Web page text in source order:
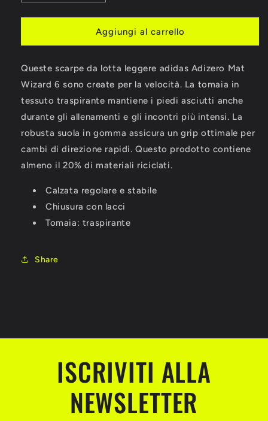
quantità
per
ADIDAS
MAT
WIZARD
quantità
per
SCARPE
ADIDAS
MAT
WIZARD
Aggiungi al carrello
Queste scarpe da lotta leggere adidas Adizero Mat
Wizard 6 sono create per la velocità. La tomaia in
tessuto traspirante mantiene i piedi asciutti anche
durante gli allenamenti e gli incontri più intensi. La
robusta suola in gomma assicura un grip ottimale per
cambi di direzione rapidi. Questo prodotto contiene
almeno il 20% di materiali riciclati.
Calzata regolare e stabile
Chiusura con lacci
Tomaia: traspirante
Share
ISCRIVITI ALLA
NEWSLETTER